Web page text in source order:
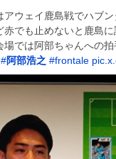
ウェイ鹿島戦でハブ
でも止めないと鹿島
では阿部ちゃんへの
#阿部浩之 #frontale